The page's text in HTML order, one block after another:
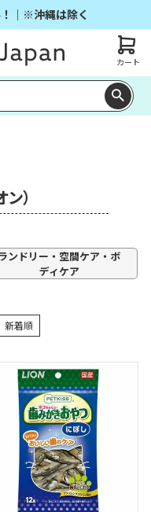
｜※沖縄は除く
カート
）
ンドリー・空間ケア・ボ
ディケア
新着順